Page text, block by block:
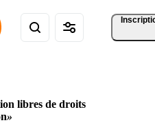
libres de droits